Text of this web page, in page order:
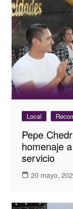
Local
Pepe
homenaje
servicio
20 mayo,